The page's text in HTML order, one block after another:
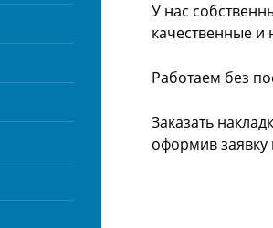
У нас
качественные и
Работаем без
Заказать
оформив заявку